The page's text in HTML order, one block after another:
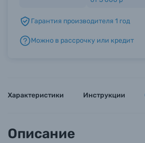
Б/У фототехника (Комиссионные
Гарантия производителя 1 год
Можно в рассрочку или кредит
Характеристики Инструкции
Описание